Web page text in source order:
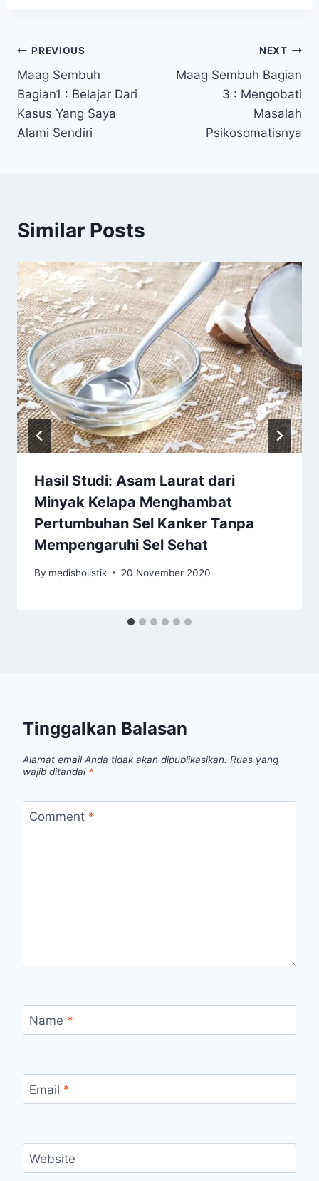
Navigasi
pos
PREVIOUS
Maag Sembuh
Bagian1 : Belajar Dari
Kasus Yang Saya
Alami Sendiri
NEXT
Maag Sembuh Bagian
3 : Mengobati
Masalah
Psikosomatisnya
Similar Posts
Hasil Studi: Asam Laurat dari
Minyak Kelapa Menghambat
Pertumbuhan Sel Kanker Tanpa
Mempengaruhi Sel Sehat
By medisholistik 20 November 2020
Tinggalkan Balasan
Alamat email Anda tidak akan dipublikasikan. Ruas yang
wajib ditandai *
Comment *
Name *
Email *
Website